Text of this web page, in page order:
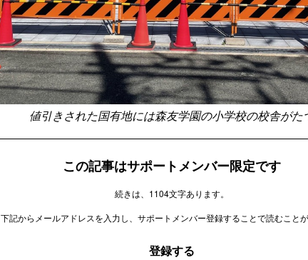
値引きされた国有地には森友学園の小学校の校舎がた
この記事はサポートメンバー限定です
続きは、1104文字あります。
下記からメールアドレスを入力し、サポートメンバー登録することで読むこと
登録する